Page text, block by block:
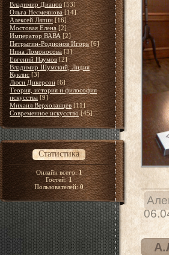
Владимир Дианов [53]
Ольга Несмеянова [14]
Алексей Ляпин [16]
Мостовая Елена [2]
Император ВАВА [2]
Петрыгин-Родионов Игорь [6]
Нина Ломоносова [3]
Евгений Наумов [2]
Владимир Шумский, Лидия
Куклис [3]
Люси Дикерсон [6]
Теория, история и философия
искусства [9]
Михаил Верхоланцев [11]
Современное искусство [45]
Статистика
Онлайн всего:1
Гостей:1
Пользователей:0